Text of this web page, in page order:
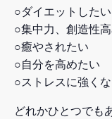
○ダイエットしたい
○集中力、創造性
○癒やされたい
○自分を高めたい
○ストレスに強く
どれかひとつでも